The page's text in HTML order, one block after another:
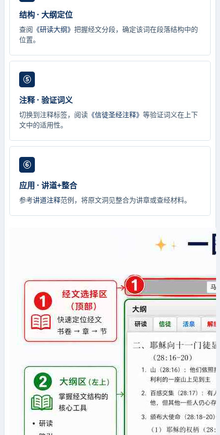
结构 · 大纲定位
查阅 《研读大纲》把握经文分段，确定该词在段落结构中的
位置。
⑤
注释 · 验证词义
切换到注释标签，阅读 《信徒圣经注释》等验证词义在上下
文中的适用性。
⑥
应用 · 讲道+整合
参考讲道注释范例，将原文洞见整合为讲章或查经材料。